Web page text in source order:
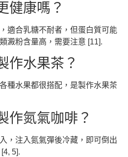
健康嗎？
適合乳糖不耐者，但蛋白質可能
澱粉含量高，需要注意 [11].
作水果茶？
種水果都很搭配，是製作水果茶
作氮氣咖啡？
，注入氮氣彈後冷藏，即可倒出
5].